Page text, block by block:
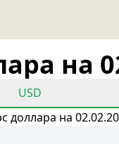
на
USD
доллара на